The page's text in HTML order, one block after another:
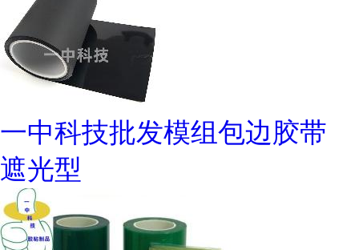
一中科技批发模组包边胶带
遮光型